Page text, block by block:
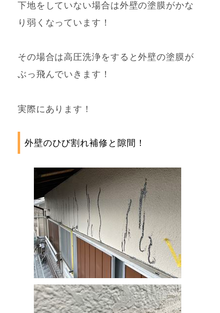
下地をしていない場合は外壁の塗膜がかな
り弱くなっています！
その場合は高圧洗浄をすると外壁の塗膜が
ぶっ飛んでいきます！
実際にあります！
外壁のひび割れ補修と隙間！